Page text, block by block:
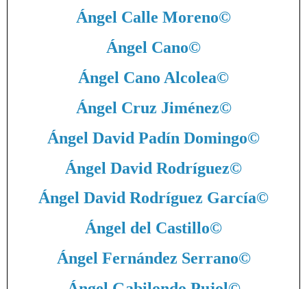
Ángel Calle Moreno©
Ángel Cano©
Ángel Cano Alcolea©
Ángel Cruz Jiménez©
Ángel David Padín Domingo©
Ángel David Rodríguez©
Ángel David Rodríguez García©
Ángel del Castillo©
Ángel Fernández Serrano©